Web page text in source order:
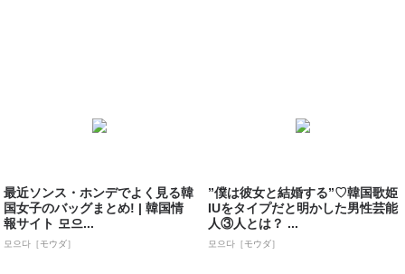
最近ソンス・ホンデでよく見る韓
国女子のバッグまとめ! | 韓国情
報サイト 모으...
모으다［モウダ］
”僕は彼女と結婚する”♡韓国歌姫
IUをタイプだと明かした男性芸能
人③人とは？ ...
모으다［モウダ］